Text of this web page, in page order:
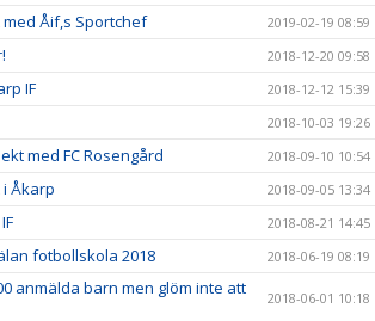
Åif,s Sportchef 2019-02-19 08:59
2018-12-20 09:58
IF 2018-12-12 15:39
2018-10-03 19:26
med FC Rosengård 2018-09-10 10:54
Åkarp 2018-09-05 13:34
2018-08-21 14:45
fotbollskola 2018 2018-06-19 08:19
anmälda barn men glöm inte att
2018-06-01 10:18